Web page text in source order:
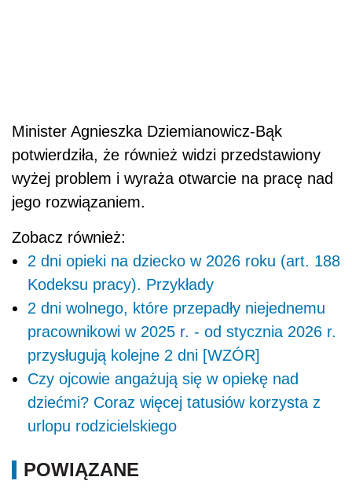
Minister Agnieszka Dziemianowicz-Bąk
potwierdziła, że również widzi przedstawiony
wyżej problem i wyraża otwarcie na pracę nad
jego rozwiązaniem.
Zobacz również:
2 dni opieki na dziecko w 2026 roku (art. 188
Kodeksu pracy). Przykłady
2 dni wolnego, które przepadły niejednemu
pracownikowi w 2025 r. - od stycznia 2026 r.
przysługują kolejne 2 dni [WZÓR]
Czy ojcowie angażują się w opiekę nad
dziećmi? Coraz więcej tatusiów korzysta z
urlopu rodzicielskiego
POWIĄZANE